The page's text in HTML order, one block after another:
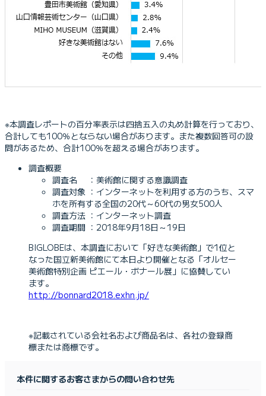
※本調査レポートの百分率表示は四捨五入の丸め計算を行っており、
合計しても100％とならない場合があります。また複数回答可の設
問があるため、合計100％を超える場合があります。
調査概要
調査名 ：美術館に関する意識調査
調査対象 ：インターネットを利用する方のうち、スマ
ホを所有する全国の20代～60代の男女500人
調査方法 ：インターネット調査
調査期間 ：2018年9月18日～19日
BIGLOBEは、本調査において「好きな美術館」で1位と
なった国立新美術館にて本日より開催となる「オルセー
美術館特別企画 ピエール・ボナール展」に協賛してい
ます。
http://bonnard2018.exhn.jp/
※記載されている会社名および商品名は、各社の登録商
標または商標です。
本件に関するお客さまからの問い合わせ先